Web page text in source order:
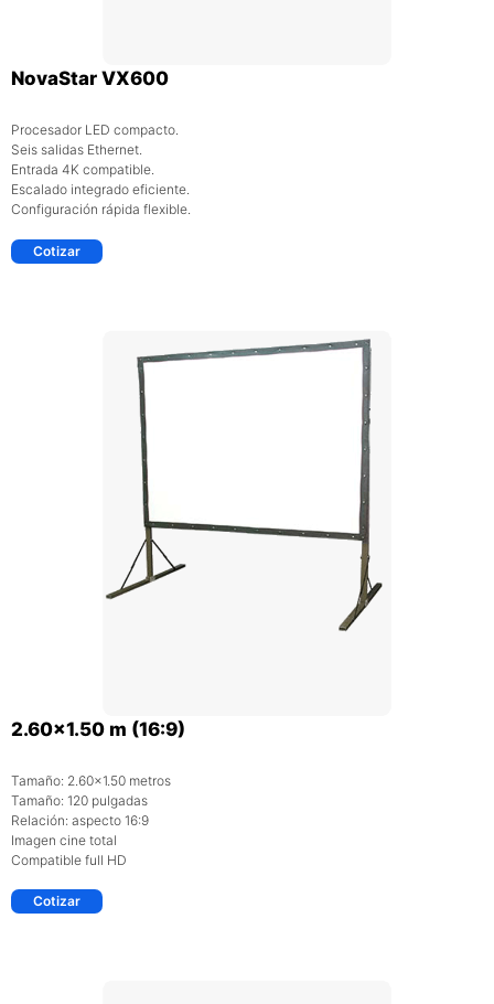
NovaStar VX600
Procesador LED compacto.
Seis salidas Ethernet.
Entrada 4K compatible.
Escalado integrado eficiente.
Configuración rápida flexible.
Cotizar
2.60×1.50 m (16:9)
Tamaño: 2.60×1.50 metros
Tamaño: 120 pulgadas
Relación: aspecto 16:9
Imagen cine total
Compatible full HD
Cotizar